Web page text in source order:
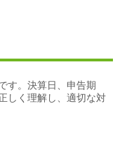
す。決算日、申告期
しく理解し、適切な対